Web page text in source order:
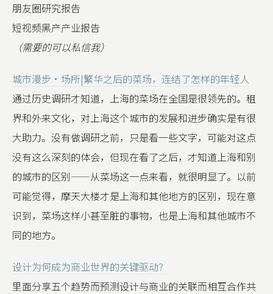
朋友圈研究报告
短视频黑产产业报告
（需要的可以私信我）
城市漫步·场所|繁华之后的菜场，连结了怎样的年轻人
通过历史调研才知道，上海的菜场在全国是很领先的。租
界和外来文化，对上海这个城市的发展和进步确实是有很
大助力。没有做调研之前，只是看一些文字，可能对这点
没有这么深刻的体会，但现在看了之后，才知道上海和别
的城市的区别——从菜场这一点来看，就很明显了。以前
可能觉得，摩天大楼才是上海和其他地方的区别，现在意
识到，菜场这样小甚至脏的事物，也是上海和其他城市不
同的地方。
设计为何成为商业世界的关键驱动？
里面分享五个趋势而预测设计与商业的关联而相互合作共